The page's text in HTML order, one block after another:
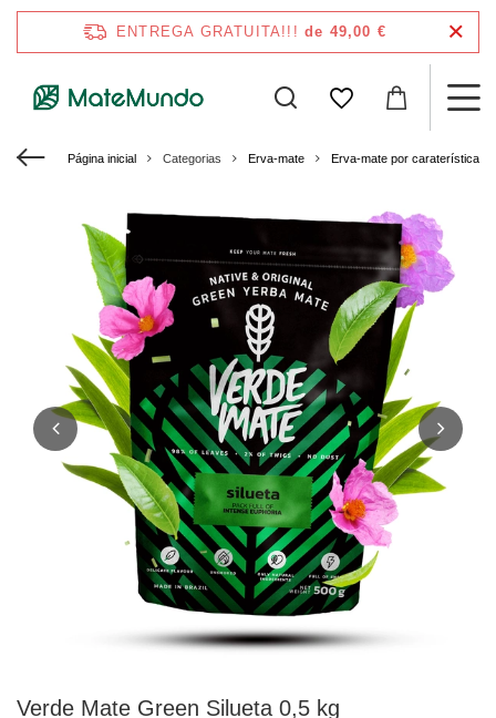
ENTREGA GRATUITA!!! de 49,00 €
Página inicial Categorias Erva-mate Erva-mate por caraterísticas
Verde Mate Green Silueta 0,5 kg